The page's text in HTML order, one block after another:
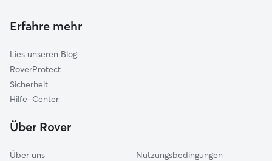
Stephanskirchen
Neubeuern
Breitbrunn am Chiemsee
Nußdorf am Inn
Prutting
Hundekindergarten in Frasdorf
Erfahre mehr
Lies unseren Blog
RoverProtect
Sicherheit
Hilfe-Center
Über Rover
Über uns
Nutzungsbedingungen